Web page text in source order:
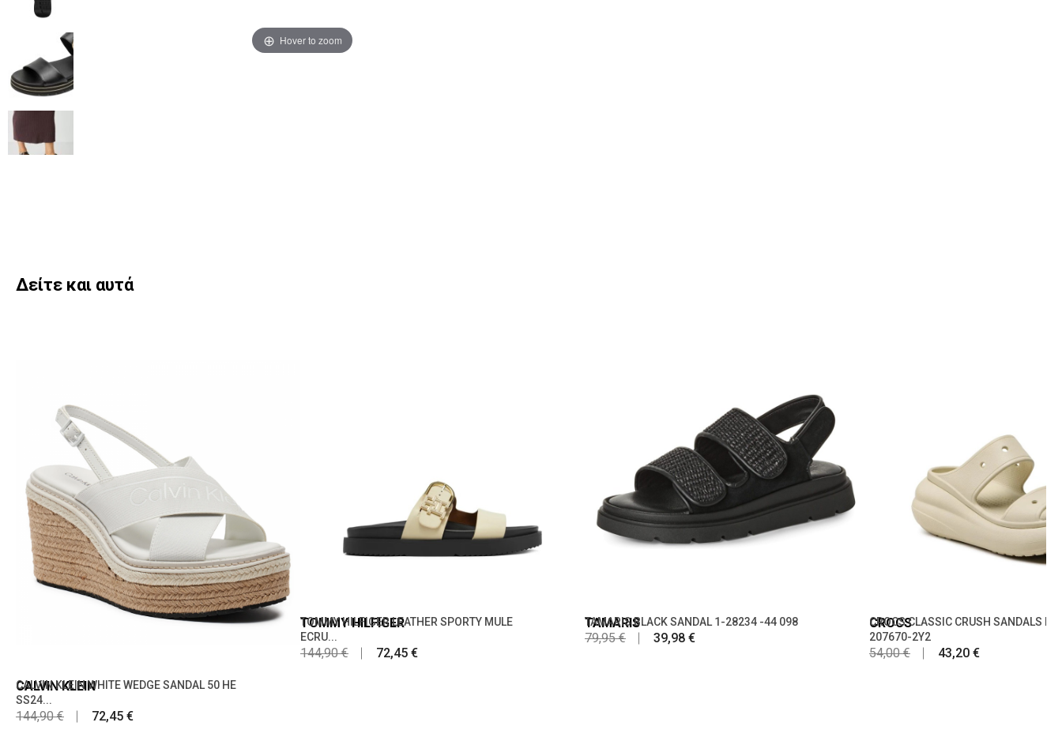
Hover to zoom
Δείτε και αυτά
CALVIN KLEIN
CALVIN KLEIN WHITE WEDGE SANDAL 50 HE
SS24...
144,90 € 72,45 €
TOMMY HILFIGER
TOMMY HILFIGER LEATHER SPORTY MULE
ECRU...
144,90 € 72,45 €
TAMARIS
TAMARIS BLACK SANDAL 1-28234 -44 098
79,95 € 39,98 €
CROCS
CROCS CLASSIC CRUSH SANDALS
207670-2Y2
54,00 € 43,20 €